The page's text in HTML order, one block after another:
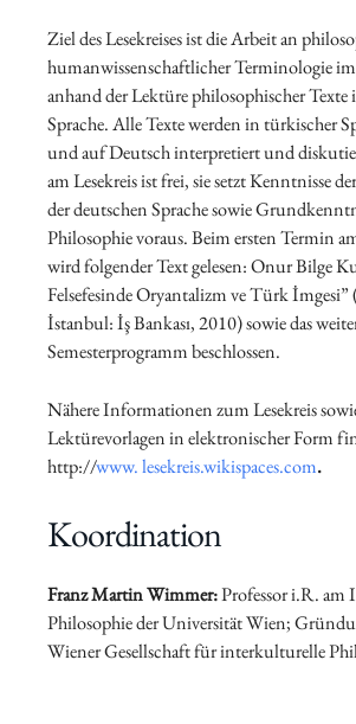
Ziel des Lesekreises ist die Arbeit an
humanwissenschaftlicher Terminologie
anhand der Lektüre philosophischer
Sprache. Alle Texte werden in türkischer
und auf Deutsch interpretiert und
am Lesekreis ist frei, sie setzt Kenntnisse
der deutschen Sprache sowie
Philosophie voraus. Beim ersten Termin
wird folgender Text gelesen: Onur Bilge
Felsefesinde Oryan­talizm ve Türk
İstanbul: İş Bankası, 2010) sowie das
Semesterprogramm beschlossen.
Nähere Informationen zum Lesekreis
Lektürevorlagen in elektronischer Form
http://www. lesekreis.wikispaces.com.
Koordination
Franz Martin Wimmer:Professor i.R.
Philosophie der Universität Wien;
Wiener Gesellschaft für interkulturelle